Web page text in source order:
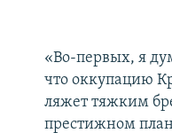
«Во-первых, я
что оккупацию
ляжет тяжким
престижном